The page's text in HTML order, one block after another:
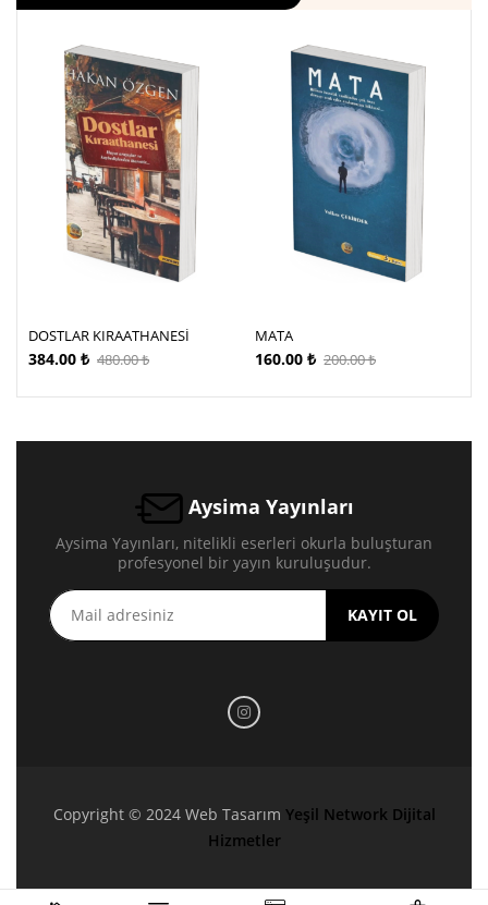
DOSTLAR KIRAATHANESİ
480.00₺
384.00 ₺
MATA
200.00₺
160.00 ₺
Aysima Yayınları
Aysima Yayınları, nitelikli eserleri okurla buluşturan
profesyonel bir yayın kuruluşudur.
KAYIT OL
Copyright © 2024 Web Tasarım Yeşil Network Dijital
Hizmetler